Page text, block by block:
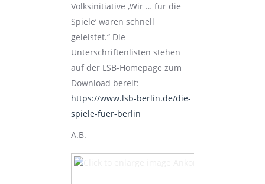
Volksinitiative ‚Wir … für die
Spiele‘ waren schnell
geleistet.“ Die
Unterschriftenlisten stehen
auf der LSB-Homepage zum
Download bereit:
https://www.lsb-berlin.de/die-
spiele-fuer-berlin
A.B.